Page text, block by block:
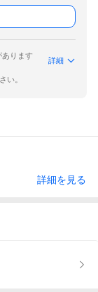
ります
詳細
い。
詳細を見る